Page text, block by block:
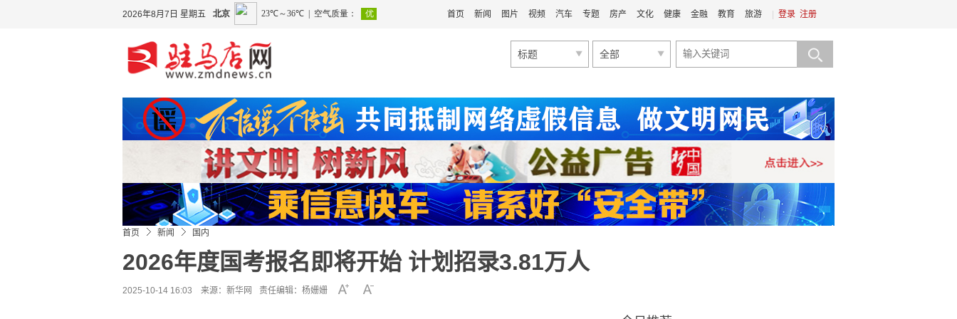
2026年8月7日 星期五 登录 注册
首页 新闻 图片 视频 汽车 专题 房产 文化 健康 金融 教育 旅游
标题 全部
首页 新闻 国内
2026年度国考报名即将开始 计划招录3.81万人
2025-10-14 16:03 来源： 新华网 责任编辑：杨姗姗